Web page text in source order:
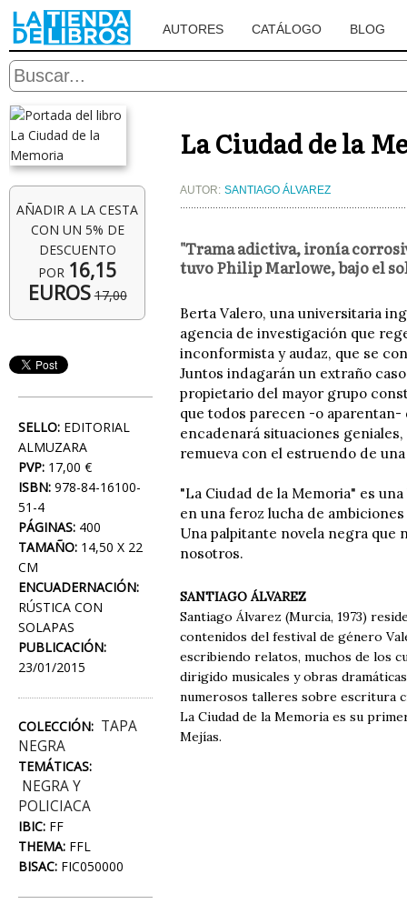
AUTORES CATÁLOGO BLOG
AÑADIR A LA CESTA
CON UN 5% DE
DESCUENTO
POR 16,15
EUROS 17,00
SELLO: EDITORIAL
ALMUZARA
PVP: 17,00 €
ISBN: 978-84-16100-
51-4
PÁGINAS: 400
TAMAÑO: 14,50 X 22
CM
ENCUADERNACIÓN:
RÚSTICA CON
SOLAPAS
PUBLICACIÓN:
23/01/2015
COLECCIÓN: TAPA
NEGRA
TEMÁTICAS:
NEGRA Y
POLICIACA
IBIC: FF
THEMA: FFL
BISAC: FIC050000
La Ciudad de la
AUTOR: SANTIAGO ÁLVAREZ
"Trama adictiva, ironía
tuvo Philip Marlowe, bajo el
Berta Valero, una universitaria
agencia de investigación que
inconformista y audaz, que se
Juntos indagarán un extraño
propietario del mayor grupo
que todos parecen -o
encadenará situaciones
remueva con el estruendo de
"La Ciudad de la Memoria" es
en una feroz lucha de
Una palpitante novela negra que
nosotros.
SANTIAGO ÁLVAREZ
Santiago Álvarez (Murcia, 1973)
contenidos del festival de género
escribiendo relatos, muchos de los
dirigido musicales y obras
numerosos talleres sobre escritura
La Ciudad de la Memoria es su
Mejías.